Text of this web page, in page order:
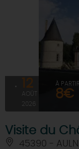
12
AOÛT
2026
À
8€
Visite du
45390 -